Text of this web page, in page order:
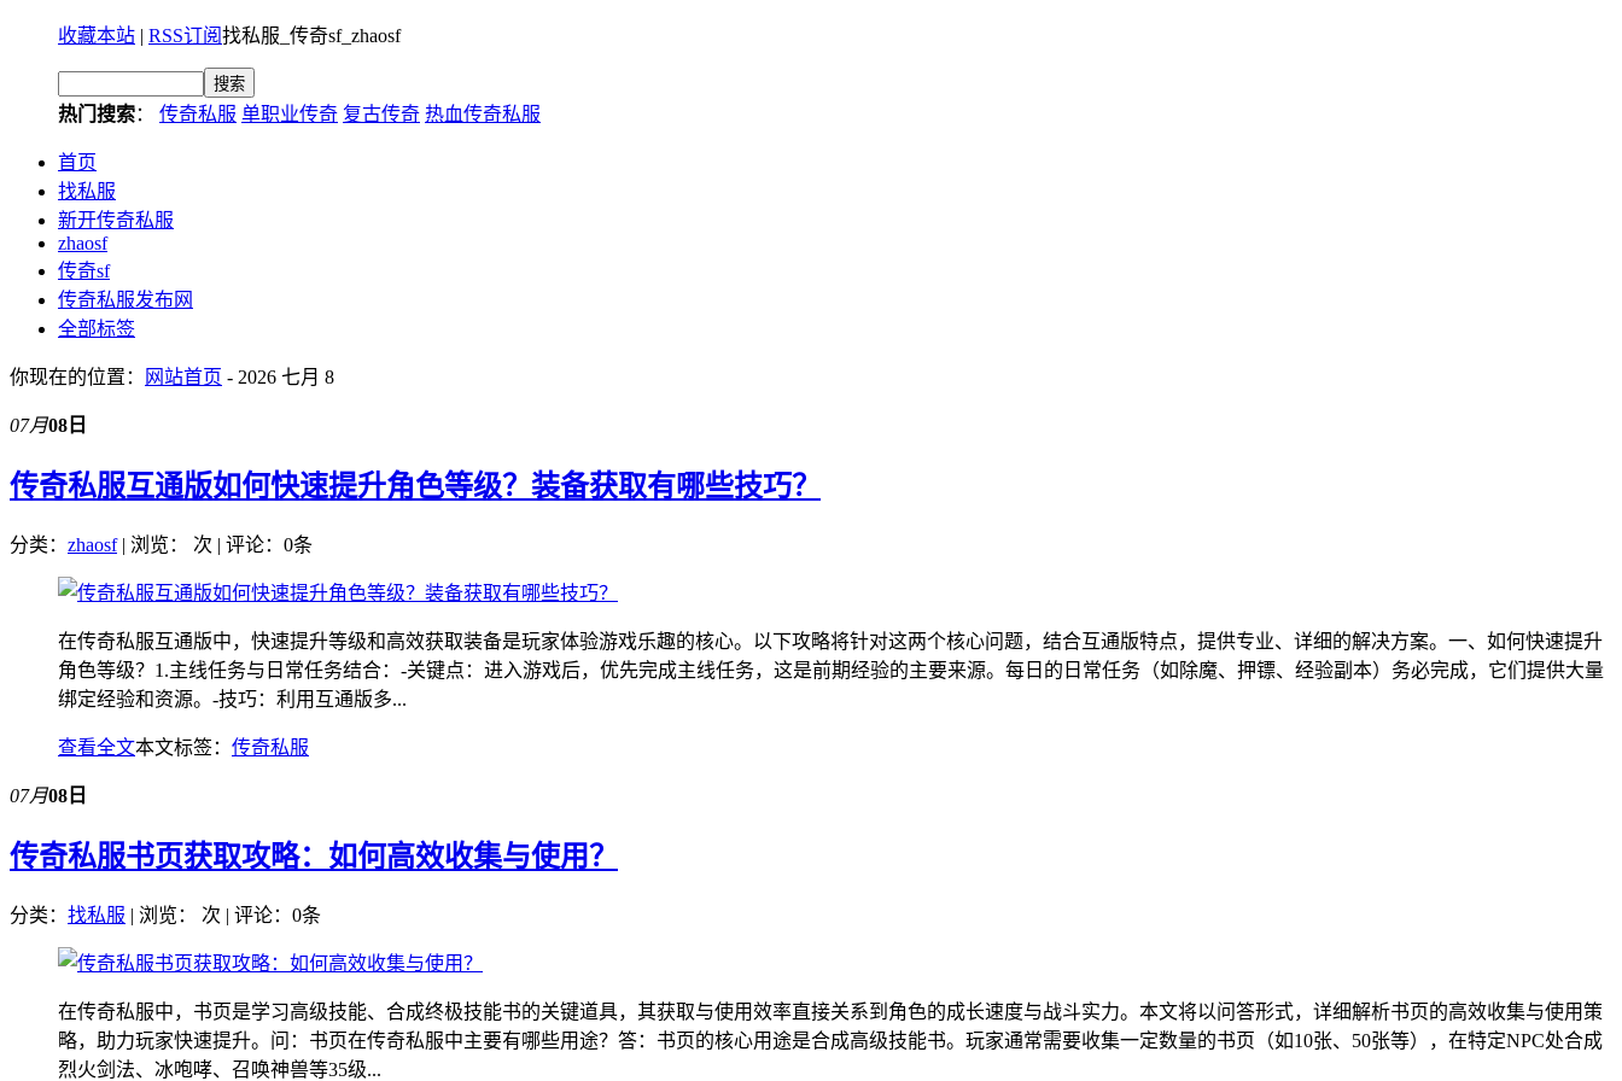
收藏本站 | RSS订阅找私服_传奇sf_zhaosf
热门搜索： 传奇私服 单职业传奇 复古传奇 热血传奇私服
首页
找私服
新开传奇私服
zhaosf
传奇sf
传奇私服发布网
全部标签
你现在的位置： 网站首页 - 2026 七月 8
07月08日
传奇私服互通版如何快速提升角色等级？装备获取有哪些技巧？
分类： zhaosf| 浏览： 次 | 评论：0条
在传奇私服互通版中，快速提升等级和高效获取装备是玩家体验游戏乐趣的核心。以下攻略将针对这两个核心问题，结合互通版特点，提供专业、详细的解决方案。一、如何快速提升
角色等级？1.主线任务与日常任务结合：-关键点：进入游戏后，优先完成主线任务，这是前期经验的主要来源。每日的日常任务（如除魔、押镖、经验副本）务必完成，它们提供大量
绑定经验和资源。-技巧：利用互通版多...
查看全文本文标签： 传奇私服
07月08日
传奇私服书页获取攻略：如何高效收集与使用？
分类： 找私服 | 浏览： 次 | 评论：0条
在传奇私服中，书页是学习高级技能、合成终极技能书的关键道具，其获取与使用效率直接关系到角色的成长速度与战斗实力。本文将以问答形式，详细解析书页的高效收集与使用策
略，助力玩家快速提升。问：书页在传奇私服中主要有哪些用途？答：书页的核心用途是合成高级技能书。玩家通常需要收集一定数量的书页（如10张、50张等），在特定NPC处合成
烈火剑法、冰咆哮、召唤神兽等35级...